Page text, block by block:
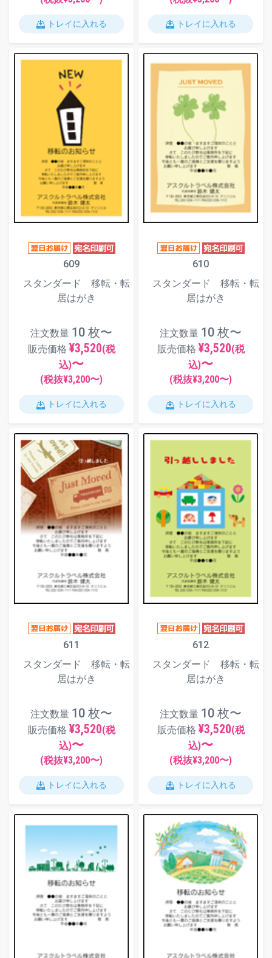
トレイに入れる トレイに入れる
609
スタンダード 移転・転
居はがき
注文数量 10 枚〜
販売価格 ¥3,520(税
込)〜
(税抜¥3,200〜)
トレイに入れる
610
スタンダード 移転・転
居はがき
注文数量 10 枚〜
販売価格 ¥3,520(税
込)〜
(税抜¥3,200〜)
トレイに入れる
611
スタンダード 移転・転
居はがき
注文数量 10 枚〜
販売価格 ¥3,520(税
込)〜
(税抜¥3,200〜)
トレイに入れる
612
スタンダード 移転・転
居はがき
注文数量 10 枚〜
販売価格 ¥3,520(税
込)〜
(税抜¥3,200〜)
トレイに入れる